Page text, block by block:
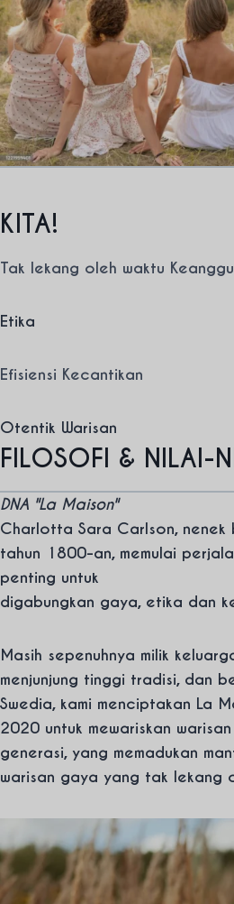
KITA!
Tak lekang oleh waktu
Etika
Efisiensi Kecantikan
Otentik Warisan
FILOSOFI & NILAI-
DNA "La Maison"
Charlotta Sara Carlson, nenek
tahun 1800-an, memulai
penting untuk
digabungkan gaya, etika dan
Masih sepenuhnya milik
menjunjung tinggi tradisi, dan
Swedia, kami menciptakan La
2020 untuk mewariskan
generasi, yang memadukan
warisan gaya yang tak lekang